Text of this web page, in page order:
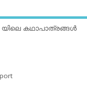
യിലെ കഥാപാത്രങ്ങള്‍